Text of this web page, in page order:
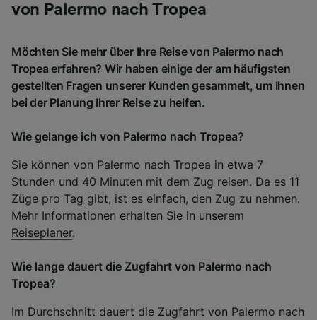
von Palermo nach Tropea
Möchten Sie mehr über Ihre Reise von Palermo nach
Tropea erfahren? Wir haben einige der am häufigsten
gestellten Fragen unserer Kunden gesammelt, um Ihnen
bei der Planung Ihrer Reise zu helfen.
Wie gelange ich von Palermo nach Tropea?
Sie können von Palermo nach Tropea in etwa 7
Stunden und 40 Minuten mit dem Zug reisen. Da es 11
Züge pro Tag gibt, ist es einfach, den Zug zu nehmen.
Mehr Informationen erhalten Sie in unserem
Reiseplaner.
Wie lange dauert die Zugfahrt von Palermo nach
Tropea?
Im Durchschnitt dauert die Zugfahrt von Palermo nach